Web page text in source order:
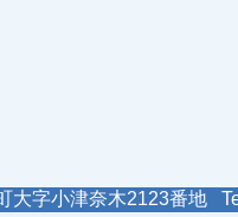
字小津奈木2123番地